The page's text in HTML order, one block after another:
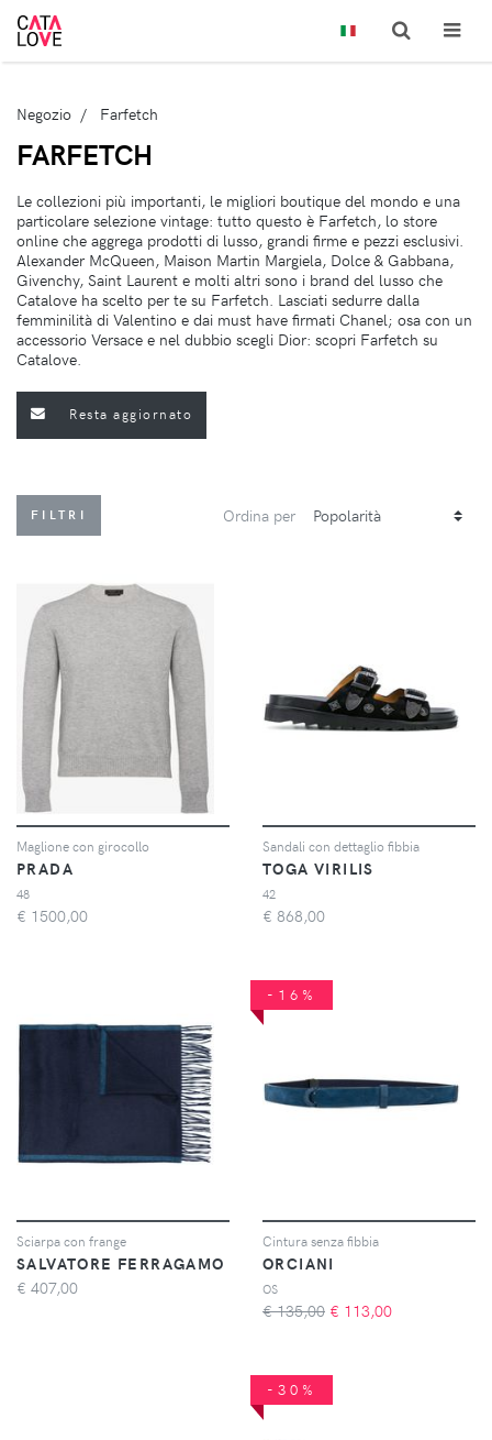
Negozio Farfetch
FARFETCH
Le collezioni più importanti, le migliori boutique del mondo e una
particolare selezione vintage: tutto questo è Farfetch, lo store
online che aggrega prodotti di lusso, grandi firme e pezzi esclusivi.
Alexander McQueen, Maison Martin Margiela, Dolce & Gabbana,
Givenchy, Saint Laurent e molti altri sono i brand del lusso che
Catalove ha scelto per te su Farfetch. Lasciati sedurre dalla
femminilità di Valentino e dai must have firmati Chanel; osa con un
accessorio Versace e nel dubbio scegli Dior: scopri Farfetch su
Catalove.
Resta aggiornato
FILTRI Ordina per
Maglione con girocollo
PRADA
48
€ 1500,00
Sandali con dettaglio fibbia
TOGA VIRILIS
42
€ 868,00
Sciarpa con frange
SALVATORE FERRAGAMO
€ 407,00
-16%
Cintura senza fibbia
ORCIANI
OS
€ 135,00 € 113,00
-30%